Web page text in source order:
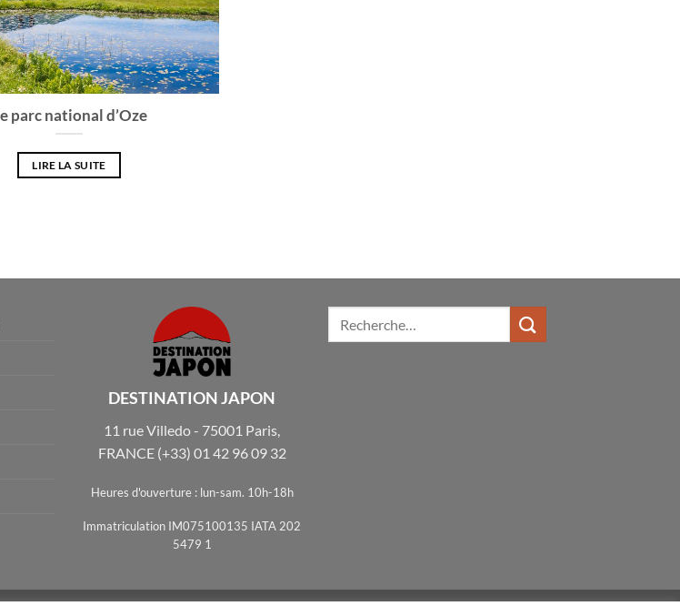
parc national d’Oze
LIRE LA SUITE
DESTINATION JAPON
11 rue Villedo - 75001 Paris,
FRANCE (+33) 01 42 96 09 32
Heures d'ouverture : lun-sam. 10h-18h
Immatriculation IM075100135 IATA 202
5479 1